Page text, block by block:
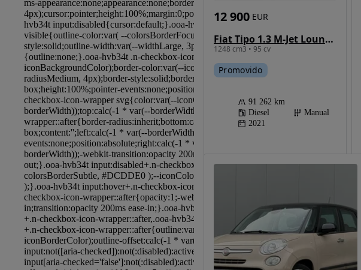
Fiat Tipo 1.3 M-Jet Lounge
1248 cm3 • 95 cv
12 900 EUR
Promovido
91 262 km
Diesel
Manual
2021